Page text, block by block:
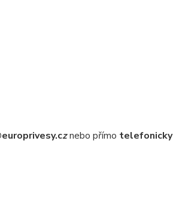
znebo přímo telefonicky